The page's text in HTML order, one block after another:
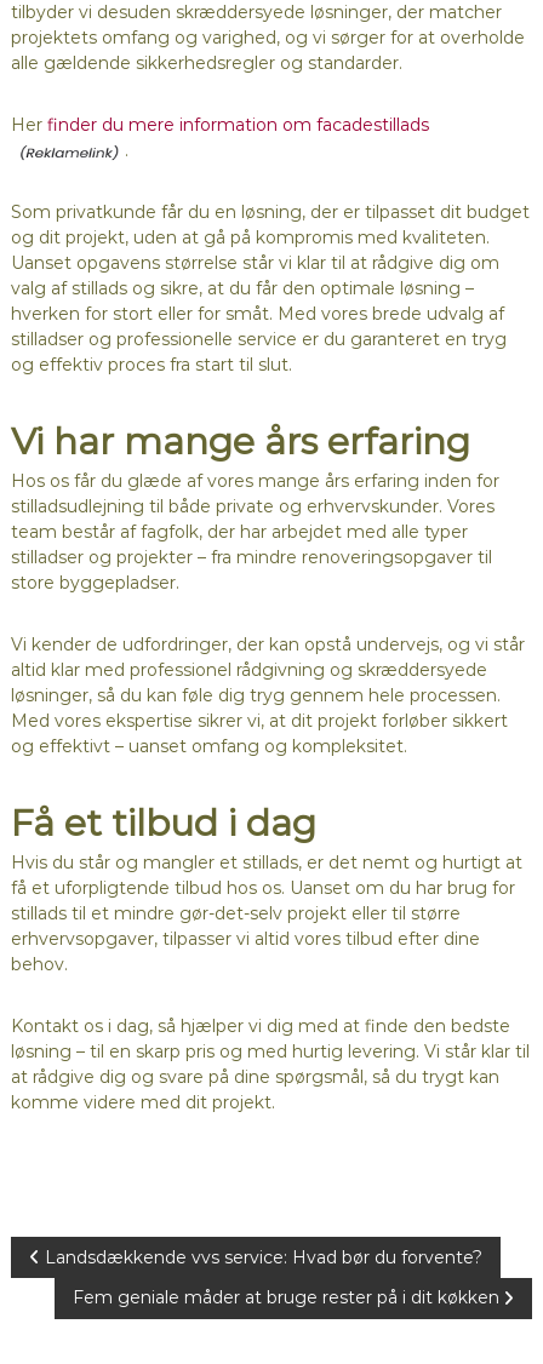
tilbyder vi desuden skræddersyede løsninger, der matcher
projektets omfang og varighed, og vi sørger for at overholde
alle gældende sikkerhedsregler og standarder.
Her finder du mere information om facadestillads
.
Som privatkunde får du en løsning, der er tilpasset dit budget
og dit projekt, uden at gå på kompromis med kvaliteten.
Uanset opgavens størrelse står vi klar til at rådgive dig om
valg af stillads og sikre, at du får den optimale løsning –
hverken for stort eller for småt. Med vores brede udvalg af
stilladser og professionelle service er du garanteret en tryg
og effektiv proces fra start til slut.
Vi har mange års erfaring
Hos os får du glæde af vores mange års erfaring inden for
stilladsudlejning til både private og erhvervskunder. Vores
team består af fagfolk, der har arbejdet med alle typer
stilladser og projekter – fra mindre renoveringsopgaver til
store byggepladser.
Vi kender de udfordringer, der kan opstå undervejs, og vi står
altid klar med professionel rådgivning og skræddersyede
løsninger, så du kan føle dig tryg gennem hele processen.
Med vores ekspertise sikrer vi, at dit projekt forløber sikkert
og effektivt – uanset omfang og kompleksitet.
Få et tilbud i dag
Hvis du står og mangler et stillads, er det nemt og hurtigt at
få et uforpligtende tilbud hos os. Uanset om du har brug for
stillads til et mindre gør-det-selv projekt eller til større
erhvervsopgaver, tilpasser vi altid vores tilbud efter dine
behov.
Kontakt os i dag, så hjælper vi dig med at finde den bedste
løsning – til en skarp pris og med hurtig levering. Vi står klar til
at rådgive dig og svare på dine spørgsmål, så du trygt kan
komme videre med dit projekt.
Landsdækkende vvs service: Hvad bør du forvente?
Fem geniale måder at bruge rester på i dit køkken